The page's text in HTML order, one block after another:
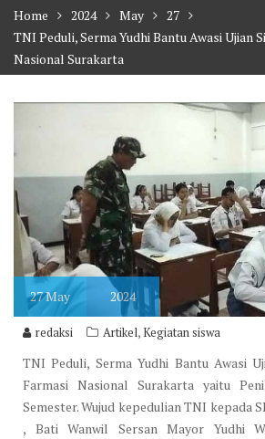
Home 2024 May
27
TNI Peduli, Serma Yudhi Bantu Awasi Ujian
Nasional Surakarta
27May 2024
redaksi Artikel,Kegiatan siswa
TNI Peduli, Serma Yudhi Bantu Awasi
Farmasi Nasional Surakarta yaitu
Semester. Wujud kepedulian TNI kepada
, Bati Wanwil Sersan Mayor Yudhi